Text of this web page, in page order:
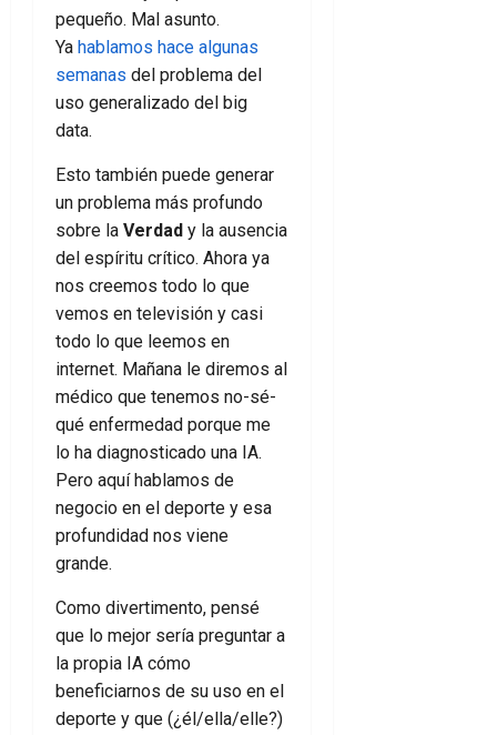
pequeño. Mal asunto.
Ya hablamos hace algunas
semanas del problema del
uso generalizado del big
data.
Esto también puede generar
un problema más profundo
sobre la Verdad y la ausencia
del espíritu crítico. Ahora ya
nos creemos todo lo que
vemos en televisión y casi
todo lo que leemos en
internet. Mañana le diremos al
médico que tenemos no-sé-
qué enfermedad porque me
lo ha diagnosticado una IA.
Pero aquí hablamos de
negocio en el deporte y esa
profundidad nos viene
grande.
Como divertimento, pensé
que lo mejor sería preguntar a
la propia IA cómo
beneficiarnos de su uso en el
deporte y que (¿él/ella/elle?)